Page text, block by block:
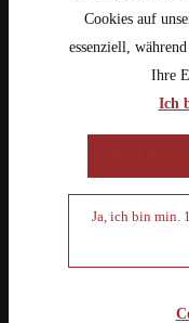
Cookies auf
essenziell,
Ihre
Ich
Ja, ich bin min.